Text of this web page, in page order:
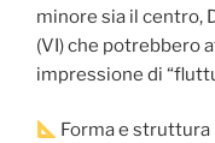
minore sia il centro,
(VI) che potrebbero
impressione di
Forma e struttura